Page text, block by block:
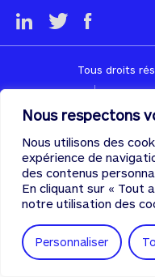
Nous respectons
Nous utilisons des
expérience de
des contenus
En cliquant sur « Tout
notre utilisation des
Personnaliser
Tous droits
Designed &